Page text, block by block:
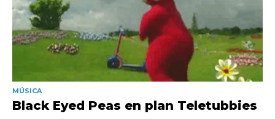
MÚSICA
Black Eyed Peas en plan Teletubbies